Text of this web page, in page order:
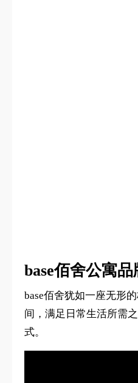
base佰舍公寓品
base佰舍犹如一座无形
间，满足日常生活所需
式。